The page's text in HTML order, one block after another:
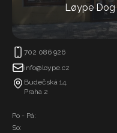
Løype Dog
702 086 926
info@loype.cz
Budečská 14,
Praha 2
Po - Pá:
So: